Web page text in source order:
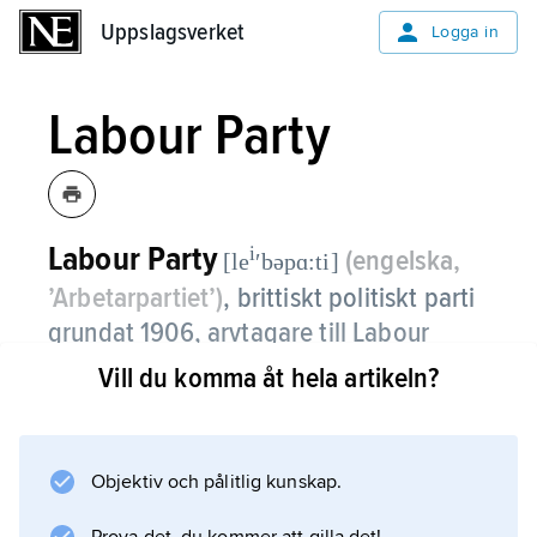
Uppslagsverket Logga in
Labour Party
Labour Party [leiʹbəpɑ:ti] (engelska,
’Arbetarpartiet’), brittiskt politiskt parti
grundat 1906, arvtagare till Labour
Representation Committee (LRC).
uppgift att nominera och stödja socialistiska
Vill du komma åt hela artikeln?
Objektiv och pålitlig kunskap.